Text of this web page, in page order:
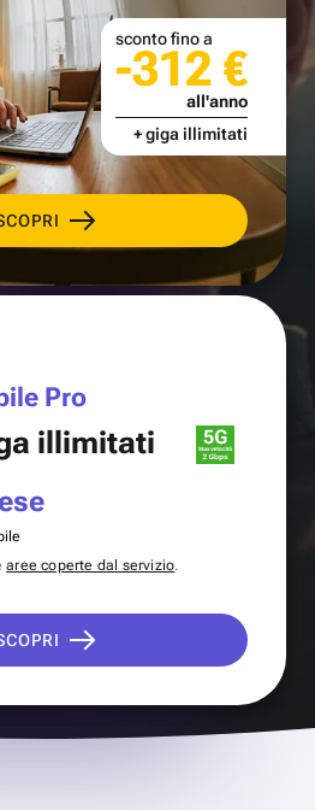
sconto fino a
-312 €
all'anno
+ giga illimitati
Pro
illimitati
aree coperte dal servizio.